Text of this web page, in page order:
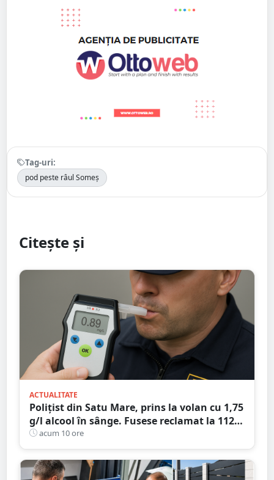
Tag-uri:
pod peste râul Someș
Citește și
ACTUALITATE
Polițist din Satu Mare, prins la volan cu 1,75
g/l alcool în sânge. Fusese reclamat la 112
că circula pe contrasens
acum 10 ore